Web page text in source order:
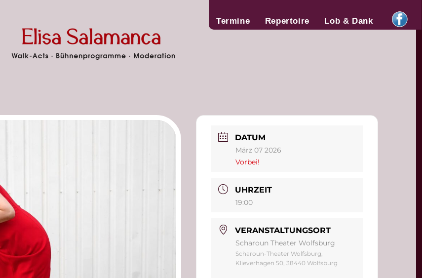
Termine Repertoire Lob & Dank
DATUM
März 07 2026
Vorbei!
UHRZEIT
19:00
VERANSTALTUNGSORT
Scharoun Theater Wolfsburg
Scharoun-Theater Wolfsburg,
Klieverhagen 50, 38440 Wolfsburg